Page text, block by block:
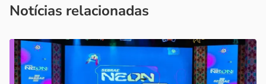
Notícias relacionadas